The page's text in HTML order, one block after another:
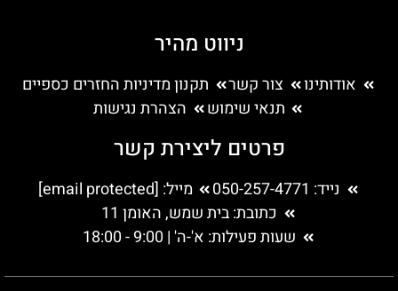
ניווט מהיר
אודותינו צור קשר
תקנון מדיניות החזרים כספיים
תנאי שימוש
הצהרת נגישות
פרטים ליצירת קשר
נייד: 050-257-4771 מייל: [email protected]
כתובת: בית שמש, האומן 11
שעות פעילות: א'-ה' | 9:00 - 18:00